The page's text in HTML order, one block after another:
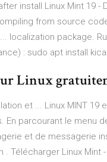
install Linux Mint 19 -
from source
localization package.
: sudo apt install
Linux
et ... Linux MINT
parcourant le menu
et de messagerie
. Télécharger Linux